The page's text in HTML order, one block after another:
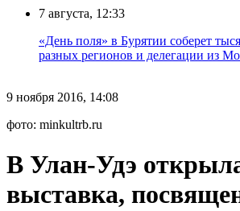
7 августа, 12:33
«День поля» в Бурятии соберет
разных регионов и делегации из
9 ноября 2016, 14:08
фото: minkultrb.ru
В Улан-Удэ
выставка,